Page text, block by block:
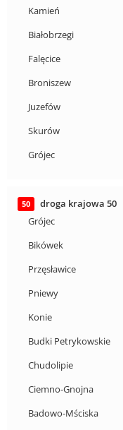
Kamień
Białobrzegi
Falęcice
Broniszew
Juzefów
Skurów
Grójec
50
droga krajowa 50
Grójec
Bikówek
Przęsławice
Pniewy
Konie
Budki Petrykowskie
Chudolipie
Ciemno-Gnojna
Badowo-Mściska